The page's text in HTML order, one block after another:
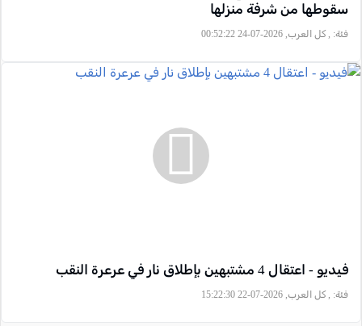
سقوطها من شرفة منزلها
فئة: , كل العرب, 2026-07-24 00:52:22
فيديو - اعتقال 4 مشتبهين بإطلاق نار في عرعرة النقب
فئة: , كل العرب, 2026-07-22 15:22:30